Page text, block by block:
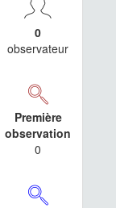
0
observateur
Première
observation
0